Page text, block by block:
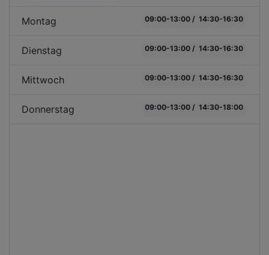
Montag 09:00-13:00 / 14:30-16:30
Dienstag 09:00-13:00 / 14:30-16:30
Mittwoch 09:00-13:00 / 14:30-16:30
Donnerstag 09:00-13:00 / 14:30-18:00